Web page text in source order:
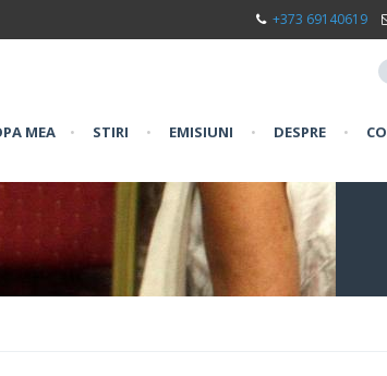
+373 69140619
MEA • STIRI • EMISIUNI • DESPRE •